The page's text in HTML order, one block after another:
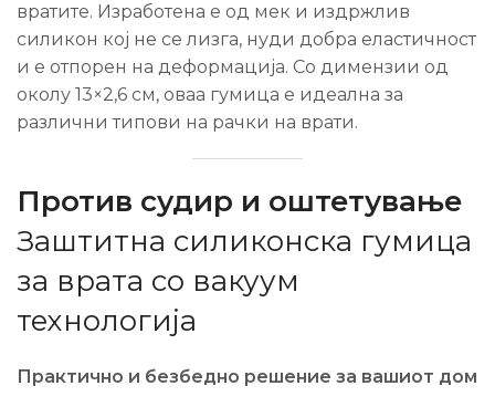
вратите. Изработена е од мек и издржлив
силикон кој не се лизга, нуди добра еластичност
и е отпорен на деформација. Со димензии од
околу 13×2,6 см, оваа гумица е идеална за
различни типови на рачки на врати.
Против судир и оштетување
Заштитна силиконска гумица
за врата со вакуум
технологија
Практично и безбедно решение за вашиот дом